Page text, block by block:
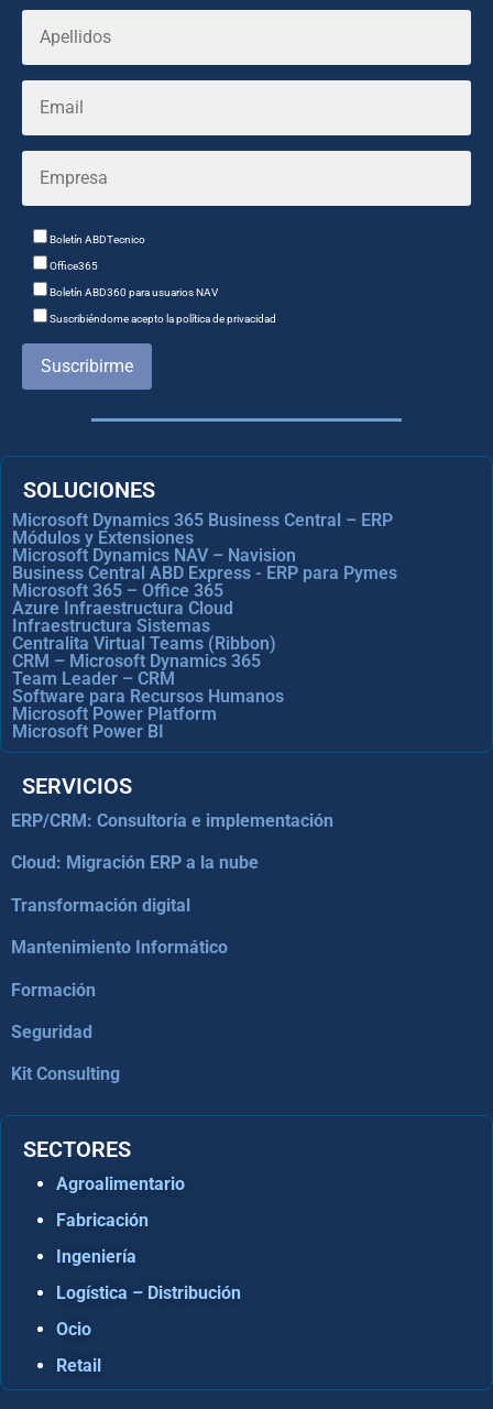
Boletín ABDTecnico
Office365
Boletín ABD360 para usuarios NAV
Suscribiéndome acepto la política de privacidad
Suscribirme
SOLUCIONES
Microsoft Dynamics 365 Business Central – ERP
Módulos y Extensiones
Microsoft Dynamics NAV – Navision
Business Central ABD Express - ERP para Pymes
Microsoft 365 – Office 365
Azure Infraestructura Cloud
Infraestructura Sistemas
Centralita Virtual Teams (Ribbon)
CRM – Microsoft Dynamics 365
Team Leader – CRM
Software para Recursos Humanos
Microsoft Power Platform
Microsoft Power BI
SERVICIOS
ERP/CRM: Consultoría e implementación
Cloud: Migración ERP a la nube
Transformación digital
Mantenimiento Informático
Formación
Seguridad
Kit Consulting
SECTORES
Agroalimentario
Fabricación
Ingeniería
Logística – Distribución
Ocio
Retail